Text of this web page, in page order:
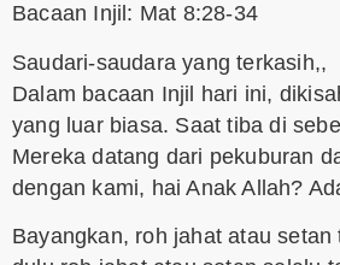
Bacaan Injil: Mat 8:28-34
Saudari-saudara yang terkasih,,
Dalam bacaan Injil hari ini,
yang luar biasa. Saat tiba di
Mereka datang dari pekuburan
dengan kami, hai Anak Allah?
Bayangkan, roh jahat atau